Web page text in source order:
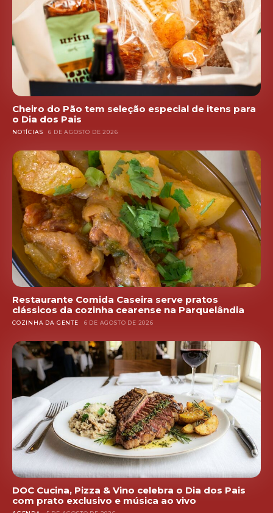
Cheiro do Pão tem seleção especial de itens para
o Dia dos Pais
NOTÍCIAS 6 DE AGOSTO DE 2026
Restaurante Comida Caseira serve pratos
clássicos da cozinha cearense na Parquelândia
COZINHA DA GENTE 6 DE AGOSTO DE 2026
DOC Cucina, Pizza & Vino celebra o Dia dos Pais
com prato exclusivo e música ao vivo